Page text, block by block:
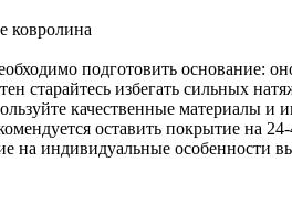
ковролина
подготовить основание:
старайтесь избегать сильных
качественные материалы и
оставить покрытие на
на индивидуальные особенности